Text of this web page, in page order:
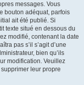
messages. Vous
bouton adéquat, parfois
ait été publié. Si
texte situé en dessous du
modifié, contenant la date
pas s’il s’agit d’une
bien qu’ils
modification. Veuillez
leur propre